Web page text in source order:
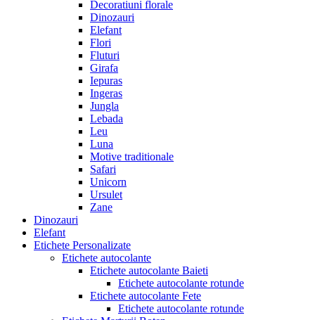
Decoratiuni florale
Dinozauri
Elefant
Flori
Fluturi
Girafa
Iepuras
Ingeras
Jungla
Lebada
Leu
Luna
Motive traditionale
Safari
Unicorn
Ursulet
Zane
Dinozauri
Elefant
Etichete Personalizate
Etichete autocolante
Etichete autocolante Baieti
Etichete autocolante rotunde
Etichete autocolante Fete
Etichete autocolante rotunde